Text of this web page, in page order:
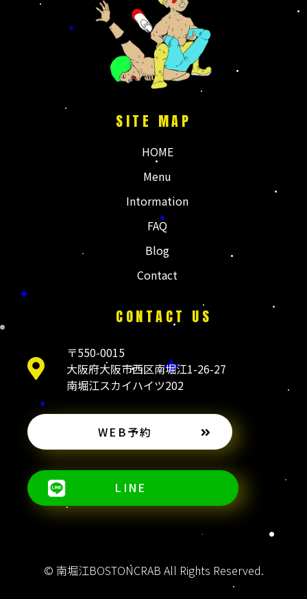
鹿児島帰省で根占
に。
国分より田舎すぎ
人気の#とんぼラ
...
今回の鹿児島帰省
のメインは息子の
運動会
晴天すぎた
SITE MAP
HOME
Menu
Intormation
FAQ
Blog
Contact
CONTACT US
〒550-0015
大阪府大阪市西区南堀江1-26-27
南堀江スカイハイツ202
WEB予約
LINE
© 南堀江BOSTONCRAB All Rights Reserved.